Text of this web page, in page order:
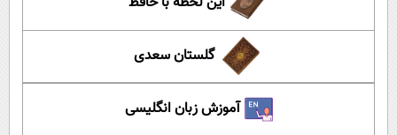
گلستان سعدی
آموزش زبان انگلیسی